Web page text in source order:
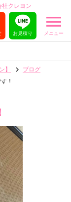
社クレヨン
メニュー
お見積り
】
ブログ
！